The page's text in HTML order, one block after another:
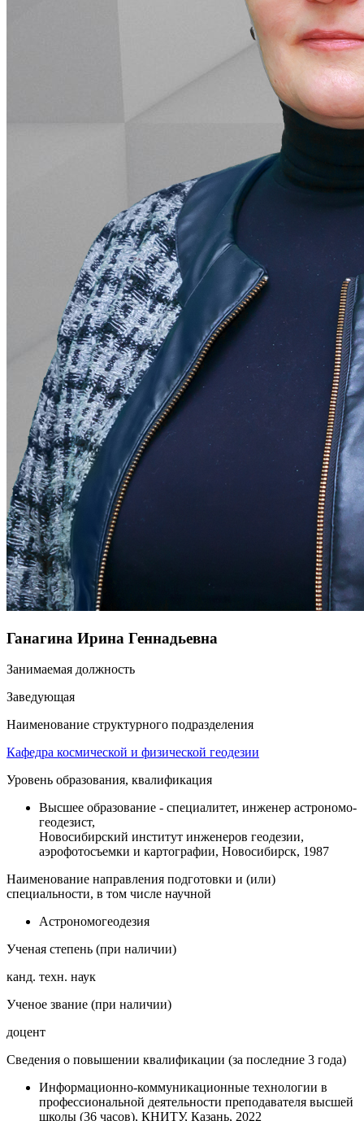
Ганагина Ирина Геннадьевна
Занимаемая должность
Заведующая
Наименование структурного подразделения
Кафедра космической и физической геодезии
Уровень образования, квалификация
Высшее образование - специалитет, инженер астрономо-
геодезист,
Новосибирский институт инженеров геодезии,
аэрофотосъемки и картографии, Новосибирск, 1987
Наименование направления подготовки и (или)
специальности, в том числе научной
Астрономогеодезия
Ученая степень (при наличии)
канд. техн. наук
Ученое звание (при наличии)
доцент
Сведения о повышении квалификации (за последние 3 года)
Информационно-коммуникационные технологии в
профессиональной деятельности преподавателя высшей
школы (36 часов), КНИТУ, Казань, 2022